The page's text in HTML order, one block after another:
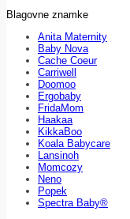
Blagovne znamke
Anita Maternity
Baby Nova
Cache Coeur
Carriwell
Doomoo
Ergobaby
FridaMom
Haakaa
KikkaBoo
Koala Babycare
Lansinoh
Momcozy
Neno
Popek
Spectra Baby®